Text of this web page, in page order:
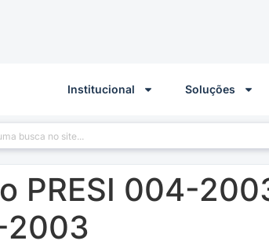
Institucional Soluções
PRESI 004-
2003